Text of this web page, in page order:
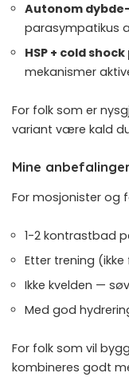
Autonom
parasympatikus
HSP + cold
mekanismer
For folk som er
variant være kald
Mine
For mosjonister og
1-2 kontrastbad
Etter trening
Ikke kvelden —
Med god
For folk som vil
kombineres godt